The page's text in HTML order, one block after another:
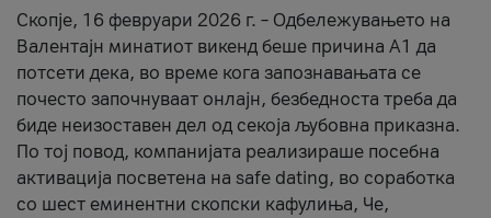
Скопје, 16 февруари 2026 г. – Одбележувањето на
Валентајн минатиот викенд беше причина А1 да
потсети дека, во време кога запознавањата се
почесто започнуваат онлајн, безбедноста треба да
биде неизоставен дел од секоја љубовна приказна.
По тој повод, компанијата реализираше посебна
активација посветена на safe dating, во соработка
со шест еминентни скопски кафулиња, Че,